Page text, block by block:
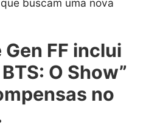
buscam uma nova
FF inclui
O Show”
no